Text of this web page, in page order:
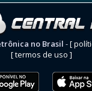
no Brasil -[
[ termos de uso ]